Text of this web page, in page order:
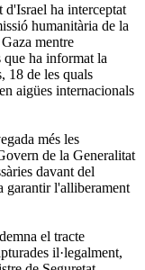
ha interceptat
humanitària de la
mentre
que ha informat la
18 de les quals
aigües internacionals
més les
de la Generalitat
davant del
garantir l'alliberament
el tracte
il·legalment,